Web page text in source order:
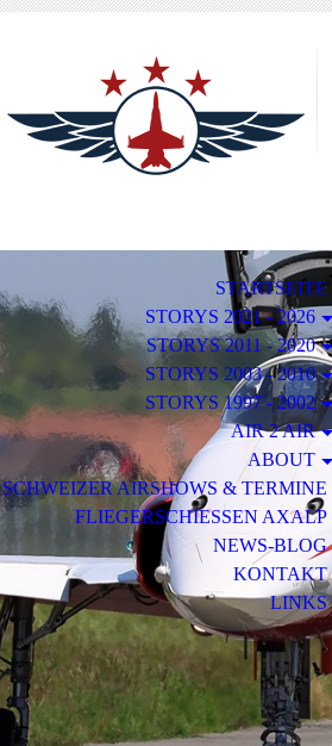
STARTSEITE
STORYS 2021 - 2026
STORYS 2011 - 2020
STORYS 2003 - 2010
STORYS 1997 - 2002
AIR 2 AIR
ABOUT
SCHWEIZER AIRSHOWS & TERMINE
FLIEGERSCHIESSEN AXALP
NEWS-BLOG
KONTAKT
LINKS